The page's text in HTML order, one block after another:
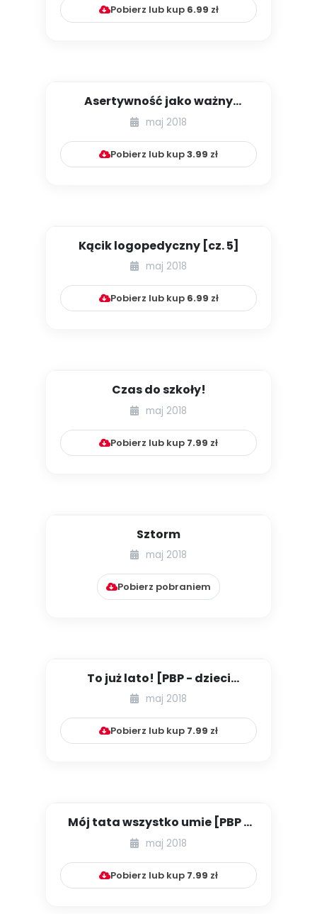
Pobierz lub kup 6.99 zł
Asertywność jako ważny
element wzmacniania poczucia
bez...
maj 2018
Pobierz lub kup3.99 zł
Kącik logopedyczny [cz. 5]
maj 2018
Pobierz lub kup 6.99 zł
Czas do szkoły!
maj 2018
Pobierz lub kup 7.99 zł
Sztorm
maj 2018
Pobierz pobraniem
To już lato! [PBP - dzieci
młodsze - numer 1]
maj 2018
Pobierz lub kup 7.99 zł
Mój tata wszystko umie [PBP -
dzieci młodsze - numer 2]...
maj 2018
Pobierz lub kup 7.99 zł